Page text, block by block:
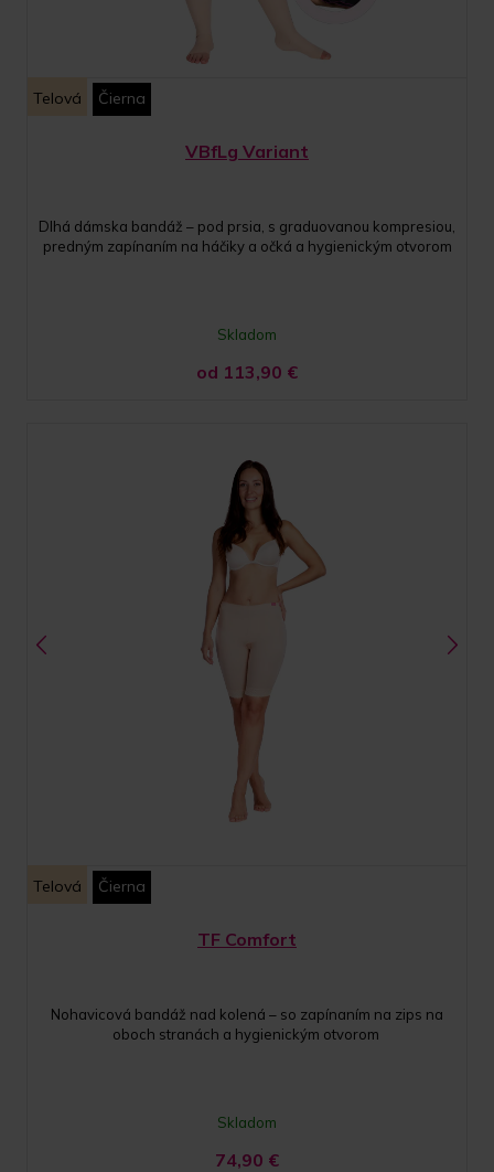
Telová Čierna
VBfLg Variant
Dlhá dámska bandáž – pod prsia, s graduovanou kompresiou,
predným zapínaním na háčiky a očká a hygienickým otvorom
Skladom
od 113,90 €
Telová Čierna
TF Comfort
Nohavicová bandáž nad kolená – so zapínaním na zips na
oboch stranách a hygienickým otvorom
Skladom
74,90 €